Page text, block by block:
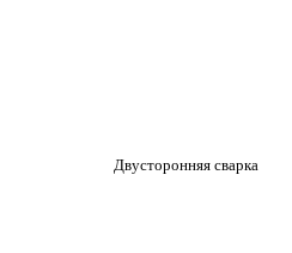
Двусторонняя сварка